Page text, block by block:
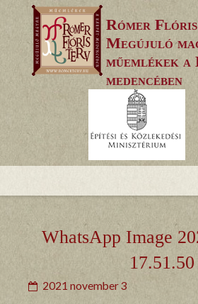
to
content
Rómer
Megújuló
műemlékek
medencében
WhatsApp Image
17.51.50
2021 november 3